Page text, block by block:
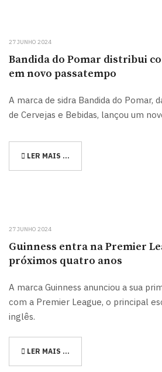
27 JUNHO 2024
Bandida do Pomar distribui
em novo passatempo
A marca de sidra Bandida do Pomar,
de Cervejas e Bebidas, lançou um
LER MAIS …
27 JUNHO 2024
Guinness entra na Premier
próximos quatro anos
A marca Guinness anunciou a sua
com a Premier League, o principal
inglês.
LER MAIS …